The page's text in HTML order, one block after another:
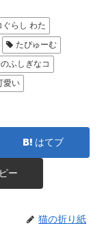
ぐらし わた
たぴゅーむ
ふしぎなコ
愛い
はてブ
ー
猫の折り紙